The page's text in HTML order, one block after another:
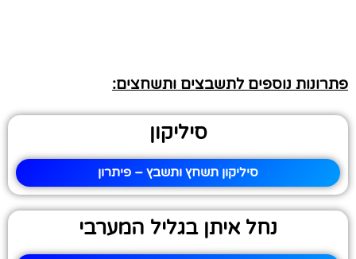
פתרונות נוספים לתשבצים ותשחצים:
סיליקון
סיליקון תשחץ ותשבץ – פיתרון
נחל איתן בגליל המערבי